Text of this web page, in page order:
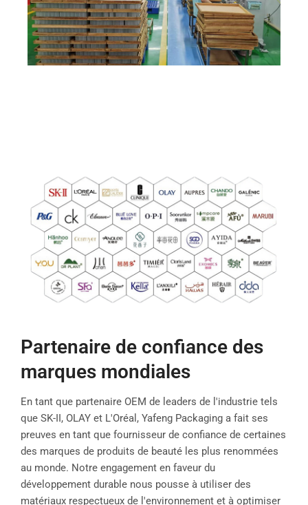
Partenaire de confiance des
marques mondiales
En tant que partenaire OEM de leaders de l'industrie tels
que SK-II, OLAY et L'Oréal, Yafeng Packaging a fait ses
preuves en tant que fournisseur de confiance de certaines
des marques de produits de beauté les plus renommées
au monde. Notre engagement en faveur du
développement durable nous pousse à utiliser des
matériaux respectueux de l'environnement et à optimiser